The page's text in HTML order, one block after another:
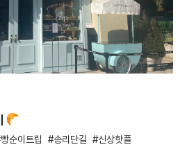
빵순이트립 송리단길 신상핫플